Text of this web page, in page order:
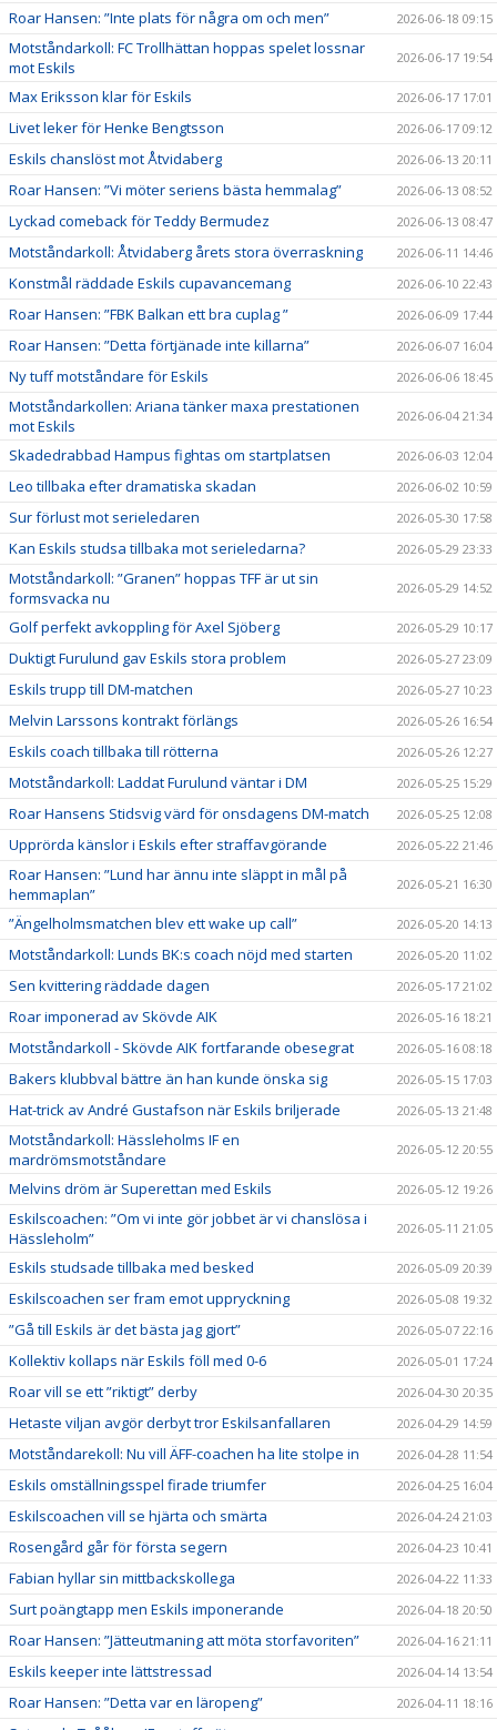
Roar Hansen: ”Inte plats för några om och men” 2026-06-18 09:15
Motståndarkoll: FC Trollhättan hoppas spelet lossnar
mot Eskils
2026-06-17 19:54
Max Eriksson klar för Eskils 2026-06-17 17:01
Livet leker för Henke Bengtsson 2026-06-17 09:12
Eskils chanslöst mot Åtvidaberg 2026-06-13 20:11
Roar Hansen: ”Vi möter seriens bästa hemmalag” 2026-06-13 08:52
Lyckad comeback för Teddy Bermudez 2026-06-13 08:47
Motståndarkoll: Åtvidaberg årets stora överraskning 2026-06-11 14:46
Konstmål räddade Eskils cupavancemang 2026-06-10 22:43
Roar Hansen: ”FBK Balkan ett bra cuplag ” 2026-06-09 17:44
Roar Hansen: ”Detta förtjänade inte killarna” 2026-06-07 16:04
Ny tuff motståndare för Eskils 2026-06-06 18:45
Motståndarkollen: Ariana tänker maxa prestationen
mot Eskils
2026-06-04 21:34
Skadedrabbad Hampus fightas om startplatsen 2026-06-03 12:04
Leo tillbaka efter dramatiska skadan 2026-06-02 10:59
Sur förlust mot serieledaren 2026-05-30 17:58
Kan Eskils studsa tillbaka mot serieledarna? 2026-05-29 23:33
Motståndarkoll: ”Granen” hoppas TFF är ut sin
formsvacka nu
2026-05-29 14:52
Golf perfekt avkoppling för Axel Sjöberg 2026-05-29 10:17
Duktigt Furulund gav Eskils stora problem 2026-05-27 23:09
Eskils trupp till DM-matchen 2026-05-27 10:23
Melvin Larssons kontrakt förlängs 2026-05-26 16:54
Eskils coach tillbaka till rötterna 2026-05-26 12:27
Motståndarkoll: Laddat Furulund väntar i DM 2026-05-25 15:29
Roar Hansens Stidsvig värd för onsdagens DM-match 2026-05-25 12:08
Upprörda känslor i Eskils efter straffavgörande 2026-05-22 21:46
Roar Hansen: ”Lund har ännu inte släppt in mål på
hemmaplan”
2026-05-21 16:30
”Ängelholmsmatchen blev ett wake up call” 2026-05-20 14:13
Motståndarkoll: Lunds BK:s coach nöjd med starten 2026-05-20 11:02
Sen kvittering räddade dagen 2026-05-17 21:02
Roar imponerad av Skövde AIK 2026-05-16 18:21
Motståndarkoll - Skövde AIK fortfarande obesegrat 2026-05-16 08:18
Bakers klubbval bättre än han kunde önska sig 2026-05-15 17:03
Hat-trick av André Gustafson när Eskils briljerade 2026-05-13 21:48
Motståndarkoll: Hässleholms IF en
mardrömsmotståndare
2026-05-12 20:55
Melvins dröm är Superettan med Eskils 2026-05-12 19:26
Eskilscoachen: ”Om vi inte gör jobbet är vi chanslösa i
Hässleholm”
2026-05-11 21:05
Eskils studsade tillbaka med besked 2026-05-09 20:39
Eskilscoachen ser fram emot uppryckning 2026-05-08 19:32
”Gå till Eskils är det bästa jag gjort” 2026-05-07 22:16
Kollektiv kollaps när Eskils föll med 0-6 2026-05-01 17:24
Roar vill se ett ”riktigt” derby 2026-04-30 20:35
Hetaste viljan avgör derbyt tror Eskilsanfallaren 2026-04-29 14:59
Motståndarekoll: Nu vill ÄFF-coachen ha lite stolpe in 2026-04-28 11:54
Eskils omställningsspel firade triumfer 2026-04-25 16:04
Eskilscoachen vill se hjärta och smärta 2026-04-24 21:03
Rosengård går för första segern 2026-04-23 10:41
Fabian hyllar sin mittbackskollega 2026-04-22 11:33
Surt poängtapp men Eskils imponerande 2026-04-18 20:50
Roar Hansen: ”Jätteutmaning att möta storfavoriten” 2026-04-16 21:11
Eskils keeper inte lättstressad 2026-04-14 13:54
Roar Hansen: ”Detta var en läropeng” 2026-04-11 18:16